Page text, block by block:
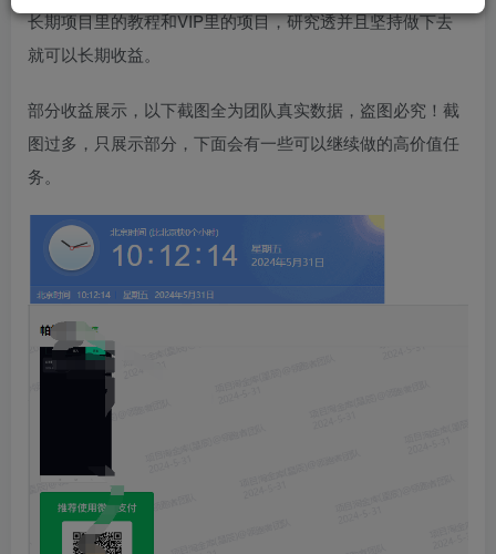
长期项目里的教程和VIP里的项目，研究透并且坚持做下去
就可以长期收益。
部分收益展示，以下截图全为团队真实数据，盗图必究！截
图过多，只展示部分，下面会有一些可以继续做的高价值任
务。